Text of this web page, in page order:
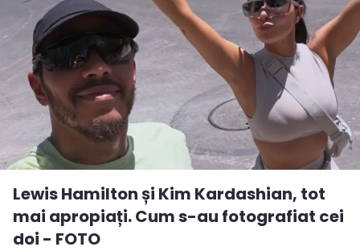
Lewis Hamilton și Kim Kardashian, tot
mai apropiați. Cum s-au fotografiat cei
doi - FOTO